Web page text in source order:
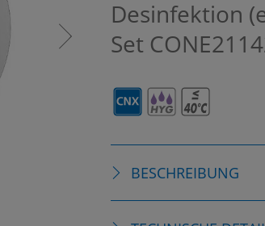
Desinfektion
Set
BESCHREIBUNG